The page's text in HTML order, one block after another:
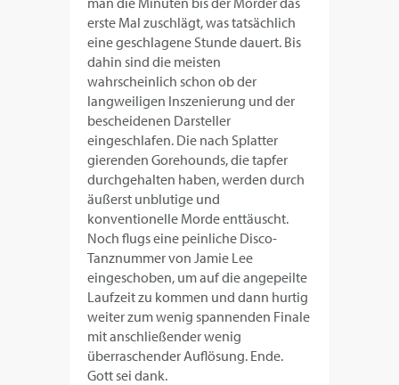
erste Mal zuschlägt, was tatsächlich
eine geschlagene Stunde dauert. Bis
dahin sind die meisten
wahrscheinlich schon ob der
langweiligen Inszenierung und der
bescheidenen Darsteller
eingeschlafen. Die nach Splatter
gierenden Gorehounds, die tapfer
durchgehalten haben, werden durch
äußerst unblutige und
konventionelle Morde enttäuscht.
Noch flugs eine peinliche Disco-
Tanznummer von Jamie Lee
eingeschoben, um auf die angepeilte
Laufzeit zu kommen und dann hurtig
weiter zum wenig spannenden Finale
mit anschließender wenig
überraschender Auflösung. Ende.
Gott sei dank.